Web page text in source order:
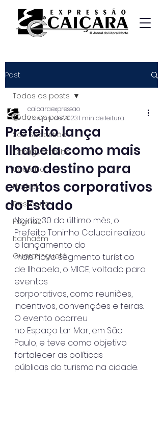
Post
Todos os posts
São Sebastião
Caraguatatuba
Ubatuba
Ilhabela
Destaque
Página2
Itanhaém
Guaratinguetá
Todos os posts
Prefeito lança
Ilhabela como mais
novo destino para
eventos corporativos
do Estado
caicaraexpressao
2 de jun. de 20231 min de leitura
No dia 30 do último mês, o
Prefeito Toninho Colucci realizou
o lançamento do
mais novo segmento turístico
de Ilhabela, o MICE, voltado para
eventos
corporativos, como reuniões,
incentivos, convenções e feiras.
O evento ocorreu
no Espaço Lar Mar, em São
Paulo, e teve como objetivo
fortalecer as políticas
públicas do turismo na cidade.